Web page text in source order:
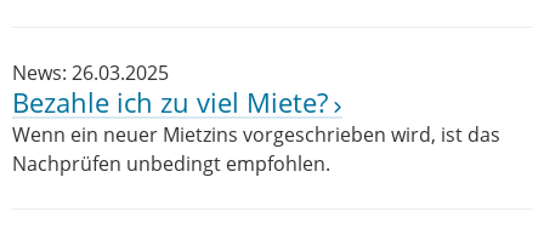
News: 26.03.2025
Bezahle ich zu viel Miete?
Wenn ein neuer Mietzins vorgeschrieben wird, ist das
Nachprüfen unbedingt empfohlen.